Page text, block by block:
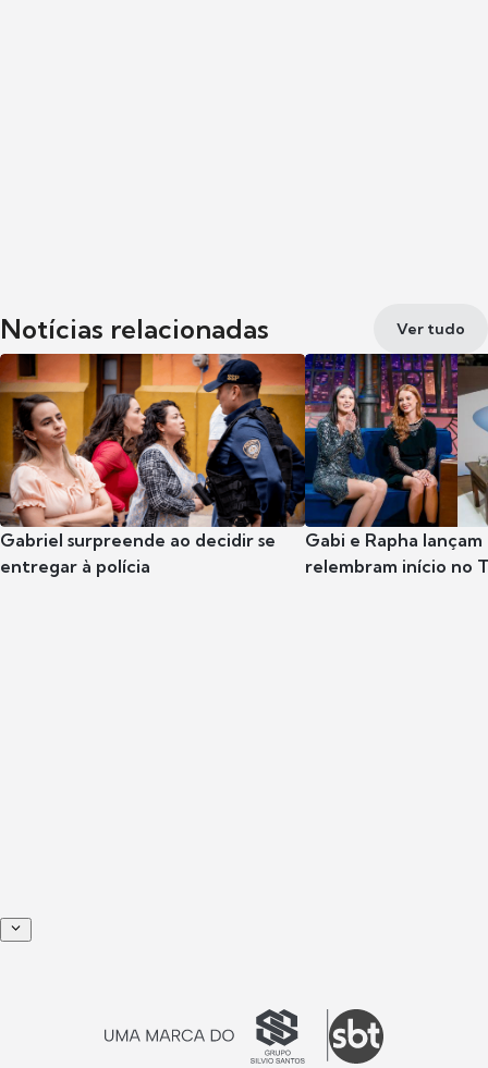
Notícias relacionadas Ver tudo
Gabriel surpreende ao decidir se
entregar à polícia
Gabi e Rapha
relembram início no